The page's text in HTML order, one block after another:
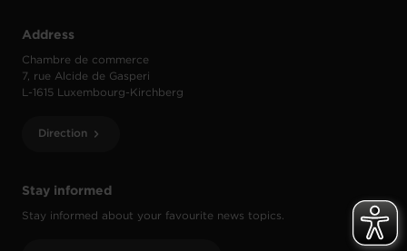
Stay informed
Stay informed about your favourite news topics.
Address
Chambre de commerce
7, rue Alcide de Gasperi
L-1615 Luxembourg-Kirchberg
Direction